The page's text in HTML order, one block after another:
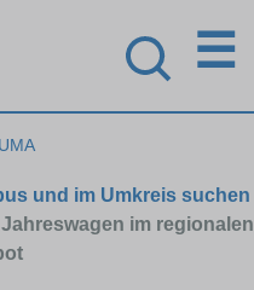
☰
und im Umkreis suchen
im regionalen